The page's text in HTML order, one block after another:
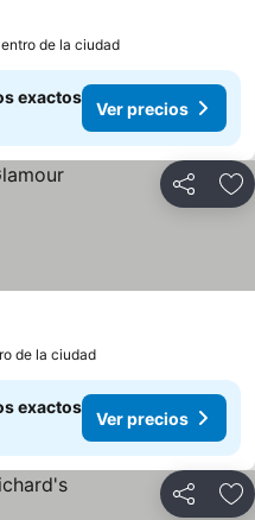
de la ciudad
exactos
Ver precios
Compartir
de la ciudad
exactos
Ver precios
Compartir